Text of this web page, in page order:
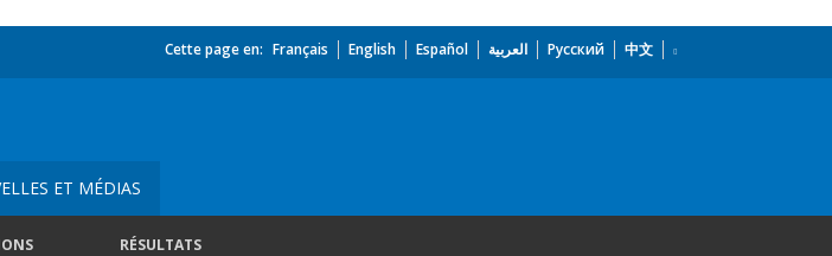
Cette page en: Français English Español العربية Русский 中文
ET MÉDIAS
RÉSULTATS